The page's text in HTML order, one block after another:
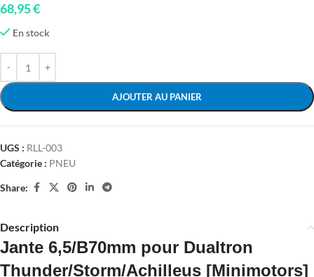
68,95€
En stock
AJOUTER AU PANIER
UGS : RLL-003
Catégorie : PNEU
Share:
Description
Jante 6,5/B70mm pour Dualtron
Thunder/Storm/Achilleus [Minimotors]